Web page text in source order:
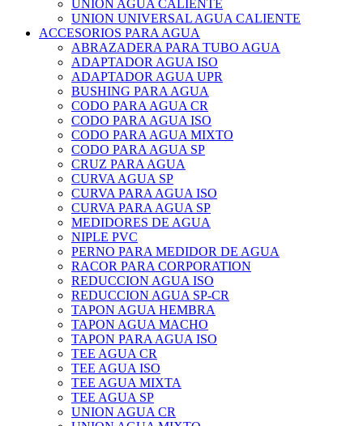
UNION AGUA CALIENTE
UNION UNIVERSAL AGUA CALIENTE
ACCESORIOS PARA AGUA
ABRAZADERA PARA TUBO AGUA
ADAPTADOR AGUA ISO
ADAPTADOR AGUA UPR
BUSHING PARA AGUA
CODO PARA AGUA CR
CODO PARA AGUA ISO
CODO PARA AGUA MIXTO
CODO PARA AGUA SP
CRUZ PARA AGUA
CURVA AGUA SP
CURVA PARA AGUA ISO
CURVA PARA AGUA SP
MEDIDORES DE AGUA
NIPLE PVC
PERNO PARA MEDIDOR DE AGUA
RACOR PARA CORPORATION
REDUCCION AGUA ISO
REDUCCION AGUA SP-CR
TAPON AGUA HEMBRA
TAPON AGUA MACHO
TAPON PARA AGUA ISO
TEE AGUA CR
TEE AGUA ISO
TEE AGUA MIXTA
TEE AGUA SP
UNION AGUA CR